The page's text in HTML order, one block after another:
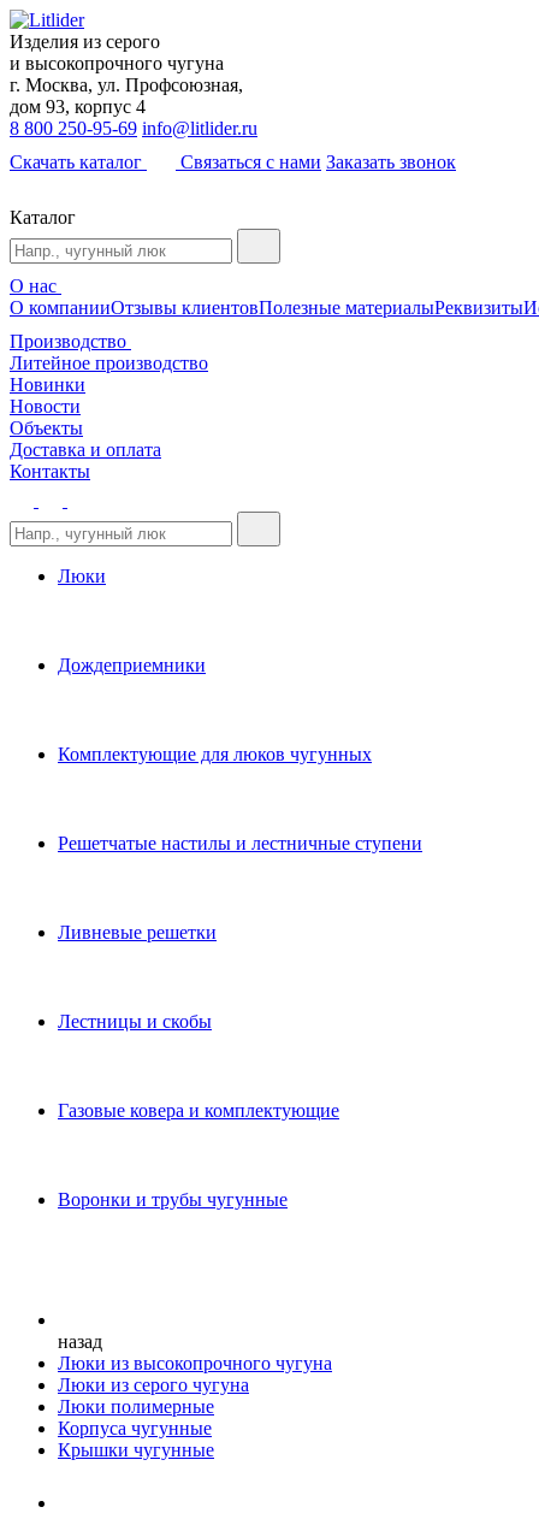
Изделия из серого
и высокопрочного чугуна
г. Москва, ул. Профсоюзная,
дом 93, корпус 4
8 800 250-95-69 info@litlider.ru
Скачать каталог
Связаться с нами Заказать звонок
Каталог
О нас
О компанииОтзывы клиентовПолезные материалыРеквизиты
Производство
Литейное производство
Новинки
Новости
Объекты
Доставка и оплата
Контакты
Люки
Дождеприемники
Комплектующие для люков чугунных
Решетчатые настилы и лестничные ступени
Ливневые решетки
Лестницы и скобы
Газовые ковера и комплектующие
Воронки и трубы чугунные
назад
Люки из высокопрочного чугуна
Люки из серого чугуна
Люки полимерные
Корпуса чугунные
Крышки чугунные